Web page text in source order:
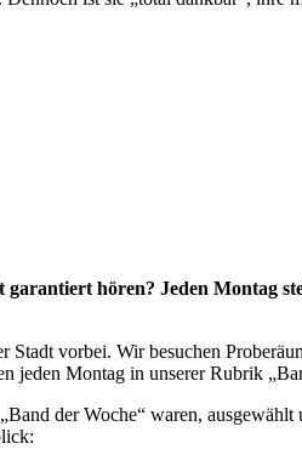
hören? Jeden Montag
vorbei. Wir besuchen
jeden Montag in unserer Rubrik
der Woche“ waren,